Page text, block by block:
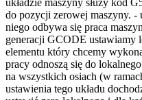
do pozycji zerowej maszyny. -
niego odbywa się praca
generacji GCODE ustawiamy
elementu który chcemy
pracy odnoszą się do
na wszystkich osiach (w
ustawienia tego układu